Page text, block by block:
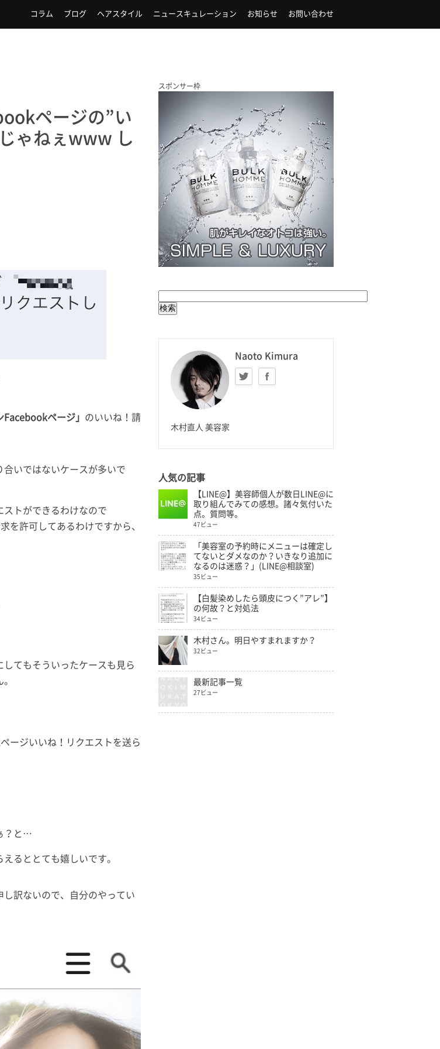
コラム ブログ ヘアスタイル ニュースキュレーション お知らせ お問い合わせ
ページの”い
ゃねぇwww し
Facebookページ」 のいいね！請
いではないケースが多いで
ストができるわけなので
を許可してあるわけですから、
てもそういったケースも見ら
ージいいね！リクエストを送ら
？と…
るととても嬉しいです。
訳ないので、自分のやってい
スポンサー枠
Naoto Kimura
木村直人 美容家
人気の記事
【LINE@】美容師個人が数日LINE@に
取り組んでみての感想。諸々気付いた
点。質問等。
47ビュー
「美容室の予約時にメニューは確定し
てないとダメなのか？いきなり追加に
なるのは迷惑？」(LINE@相談室)
35ビュー
【白髪染めしたら頭皮につく”アレ”】
の何故？と対処法
34ビュー
木村さん。明日やすまれますか？
32ビュー
最新記事一覧
27ビュー